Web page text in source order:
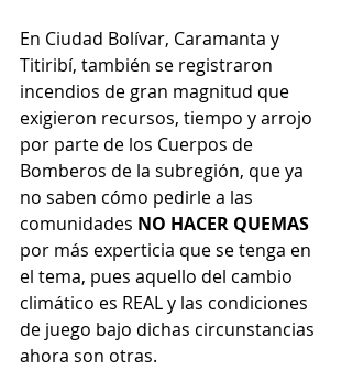
En Ciudad Bolívar, Caramanta y
Titiribí, también se registraron
incendios de gran magnitud que
exigieron recursos, tiempo y arrojo
por parte de los Cuerpos de
Bomberos de la subregión, que ya
no saben cómo pedirle a las
comunidades NO HACER QUEMAS
por más experticia que se tenga en
el tema, pues aquello del cambio
climático es REAL y las condiciones
de juego bajo dichas circunstancias
ahora son otras.